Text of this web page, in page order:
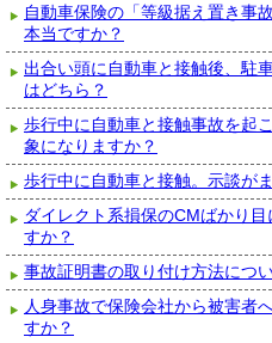
自動車保険の「等級据え置き事
本当ですか？
出合い頭に自動車と接触後、駐
はどちら？
歩行中に自動車と接触事故を起
象になりますか？
歩行中に自動車と接触。示談が
ダイレクト系損保のCMばかり
すか？
事故証明書の取り付け方法につ
人身事故で保険会社から被害者
すか？